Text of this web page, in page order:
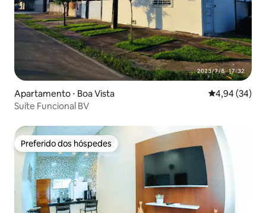
Apartamento ⋅ Boa Vista 4,94 de uma
4,94 (34)
Suíte Funcional BV
Preferido dos hóspedes
Preferido dos hóspedes